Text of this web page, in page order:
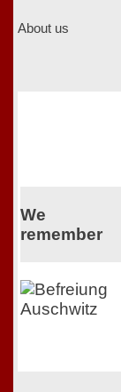
About us
We
remember